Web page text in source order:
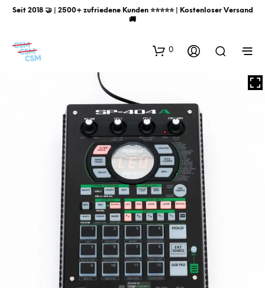
Seit 2018 🤝 | 2500+ zufriedene Kunden ⭐️⭐️⭐️⭐️⭐️ | Kostenloser Versand
🚚
0